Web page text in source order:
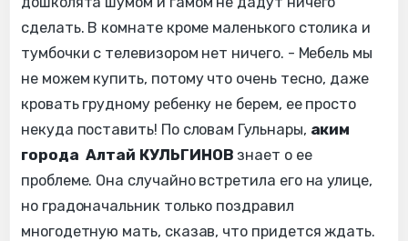
сделать. В комнате кроме маленького столика и
тумбочки с телевизором нет ничего. - Мебель мы
не можем купить, потому что очень тесно, даже
кровать грудному ребенку не берем, ее просто
некуда поставить! По словам Гульнары, аким
города Алтай КУЛЬГИНОВ знает о ее
проблеме. Она случайно встретила его на улице,
но градоначальник только поздравил
многодетную мать, сказав, что придется ждать.